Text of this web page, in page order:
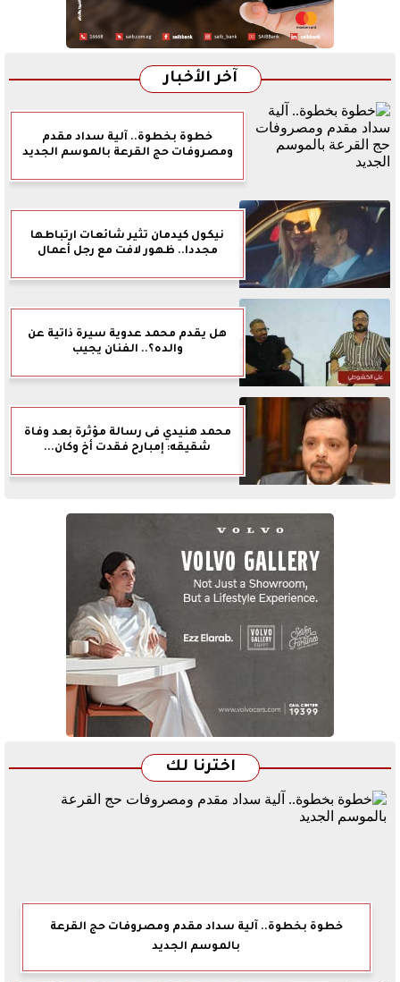
آخر الأخبار
خطوة بخطوة.. آلية سداد مقدم
ومصروفات حج القرعة بالموسم الجديد
نيكول كيدمان تثير شائعات ارتباطها
مجددا.. ظهور لافت مع رجل أعمال
هل يقدم محمد عدوية سيرة ذاتية عن
والده؟.. الفنان يجيب
محمد هنيدي فى رسالة مؤثرة بعد وفاة
شقيقه: إمبارح فقدت أخ وكان...
اخترنا لك
خطوة بخطوة.. آلية سداد مقدم ومصروفات حج القرعة
بالموسم الجديد